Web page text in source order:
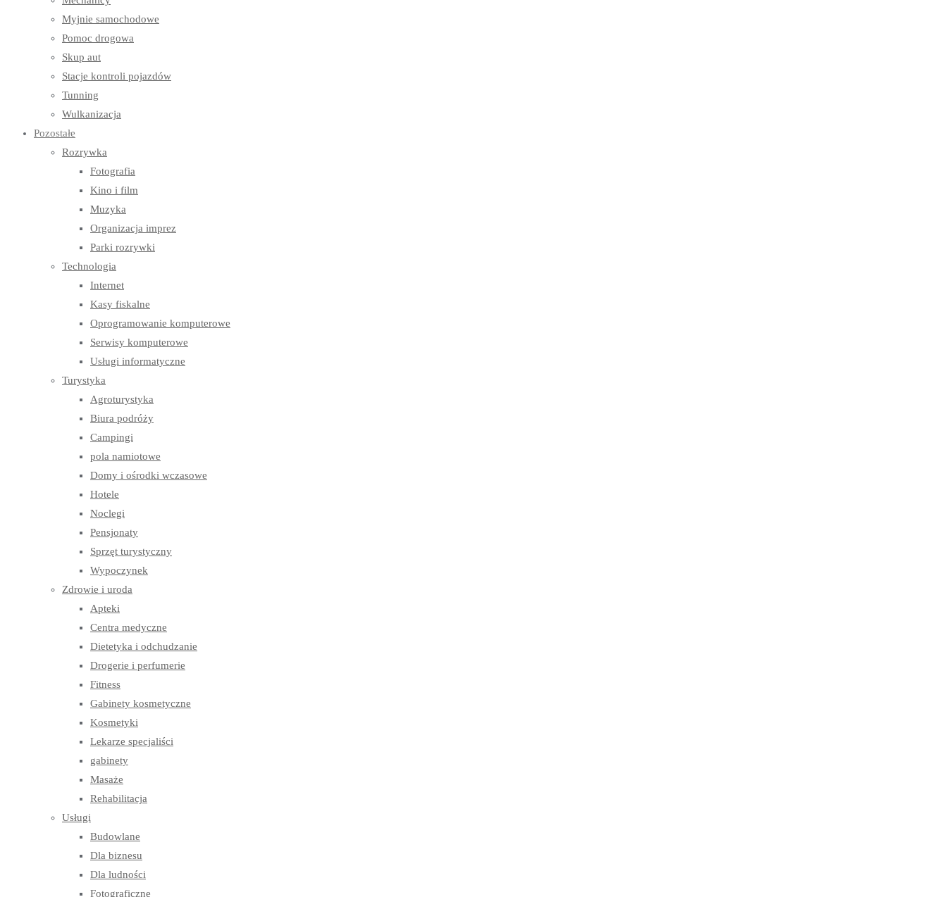
Myjnie samochodowe
Pomoc drogowa
Skup aut
Stacje kontroli pojazdów
Tunning
Wulkanizacja
Pozostałe
Rozrywka
Fotografia
Kino i film
Muzyka
Organizacja imprez
Parki rozrywki
Technologia
Internet
Kasy fiskalne
Oprogramowanie komputerowe
Serwisy komputerowe
Usługi informatyczne
Turystyka
Agroturystyka
Biura podróży
Campingi
pola namiotowe
Domy i ośrodki wczasowe
Hotele
Noclegi
Pensjonaty
Sprzęt turystyczny
Wypoczynek
Zdrowie i uroda
Apteki
Centra medyczne
Dietetyka i odchudzanie
Drogerie i perfumerie
Fitness
Gabinety kosmetyczne
Kosmetyki
Lekarze specjaliści
gabinety
Masaże
Rehabilitacja
Usługi
Budowlane
Dla biznesu
Dla ludności
Fotograficzne